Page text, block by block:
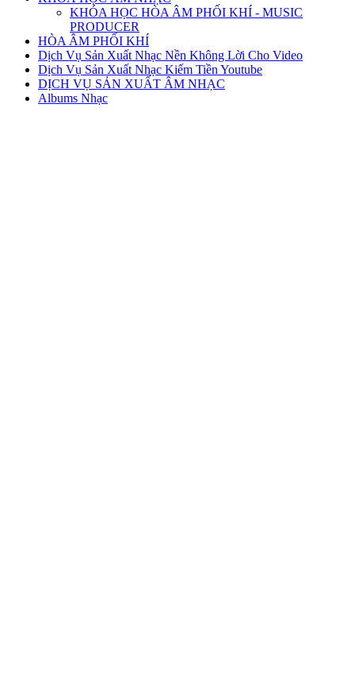
KHÓA HỌC HÒA ÂM PHỐI KHÍ - MUSIC
PRODUCER
HÒA ÂM PHỐI KHÍ
Dịch Vụ Sản Xuất Nhạc Nền Không Lời Cho Video
Dịch Vụ Sản Xuất Nhạc Kiếm Tiền Youtube
DỊCH VỤ SẢN XUẤT ÂM NHẠC
Albums Nhạc